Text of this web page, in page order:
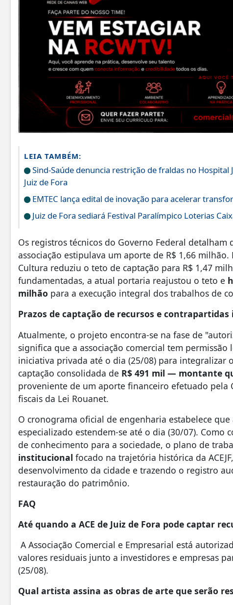
LEIA TAMBÉM:
Sind-Saúde denuncia restrição de fraldas no
Juiz de Fora
EMTEC lança edital de inovação para acelerar
Juiz de Fora sediará Festival Paralímpico Loterias
Os registros técnicos do Governo Federal
associação estipulava um aporte de R$ 1,66
Cultura reduziu o teto de captação para R$ 1,47
fundamentadas, a atual portaria reajustou o teto e
milhão para a execução integral dos trabalhos de
Prazos de captação de recursos e
Atualmente, o projeto encontra-se na fase de
significa que a associação comercial tem
iniciativa privada até o dia (25/08) para integralizar
captação consolidada de R$ 491 mil — montante
proveniente de um aporte financeiro efetuado pela
fiscais da Lei Rouanet.
O cronograma oficial de engenharia estabelece que
especializado estendem-se até o dia (30/07).
de conhecimento para a sociedade, o plano de
institucional focado na trajetória histórica da
desenvolvimento da cidade e trazendo o registro
restauração do patrimônio.
FAQ
Até quando a ACE de Juiz de Fora pode captar
A Associação Comercial e Empresarial está
valores residuais junto a investidores e empresas
(25/08).
Qual artista assina as obras de arte que serão